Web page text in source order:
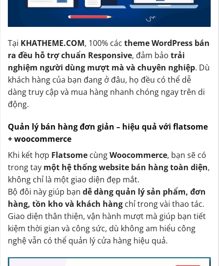
Tại KHATHEME.COM, 100% các theme WordPress bán
ra đều hỗ trợ chuẩn Responsive, đảm bảo trải
nghiệm người dùng mượt mà và chuyên nghiệp. Dù
khách hàng của bạn đang ở đâu, họ đều có thể dễ
dàng truy cập và mua hàng nhanh chóng ngay trên di
động.
Quản lý bán hàng đơn giản – hiệu quả với flatsome
+ woocommerce
Khi kết hợp Flatsome cùngWoocommerce, bạn sẽ có
trong tay một hệ thống website bán hàng toàn diện,
không chỉ là một giao diện đẹp mắt.
Bộ đôi này giúp bạn dễ dàng quản lý sản phẩm, đơn
hàng, tồn kho và khách hàng chỉ trong vài thao tác.
Giao diện thân thiện, vận hành mượt mà giúp bạn tiết
kiệm thời gian và công sức, dù không am hiểu công
nghệ vẫn có thể quản lý cửa hàng hiệu quả.